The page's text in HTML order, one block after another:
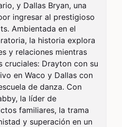
y Dallas Bryan, una
ingresar al prestigioso
Ambientada en el
la historia explora
y relaciones mientras
cruciales: Drayton con su
en Waco y Dallas con
de danza. Con
la líder de
familiares, la trama
y superación en un